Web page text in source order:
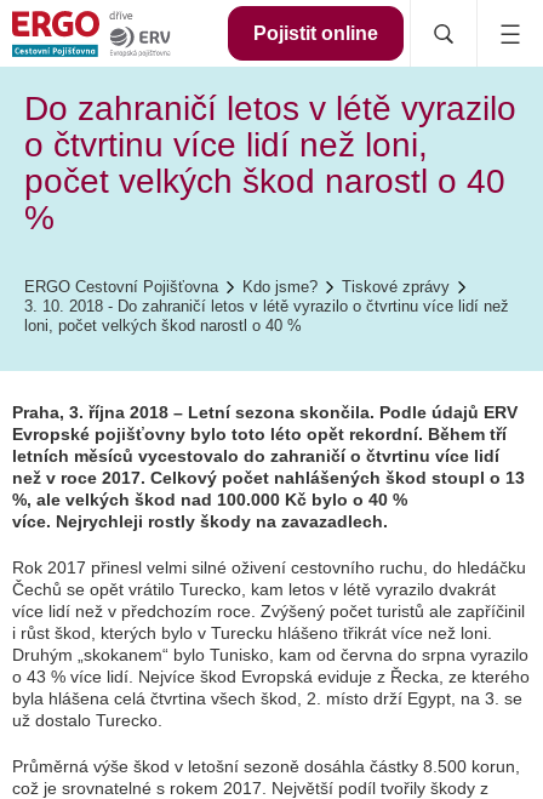
Pojistit online
Do zahraničí letos v létě vyrazilo
o čtvrtinu více lidí než loni,
počet velkých škod narostl o 40
%
ERGO Cestovní Pojišťovna Kdo jsme?
Tiskové zprávy
3. 10. 2018 - Do zahraničí letos v létě vyrazilo o čtvrtinu více lidí než
loni, počet velkých škod narostl o 40 %
Praha, 3. října 2018 – Letní sezona skončila. Podle údajů ERV
Evropské pojišťovny bylo toto léto opět rekordní. Během tří
letních měsíců vycestovalo do zahraničí o čtvrtinu více lidí
než v roce 2017. Celkový počet nahlášených škod stoupl o 13
%, ale velkých škod nad 100.000 Kč bylo o 40 %
více. Nejrychleji rostly škody na zavazadlech.
Rok 2017 přinesl velmi silné oživení cestovního ruchu, do hledáčku
Čechů se opět vrátilo Turecko, kam letos v létě vyrazilo dvakrát
více lidí než v předchozím roce. Zvýšený počet turistů ale zapříčinil
i růst škod, kterých bylo v Turecku hlášeno třikrát více než loni.
Druhým „skokanem“ bylo Tunisko, kam od června do srpna vyrazilo
o 43 % více lidí. Nejvíce škod Evropská eviduje z Řecka, ze kterého
byla hlášena celá čtvrtina všech škod, 2. místo drží Egypt, na 3. se
už dostalo Turecko.
Průměrná výše škod v letošní sezoně dosáhla částky 8.500 korun,
což je srovnatelné s rokem 2017. Největší podíl tvořily škody z